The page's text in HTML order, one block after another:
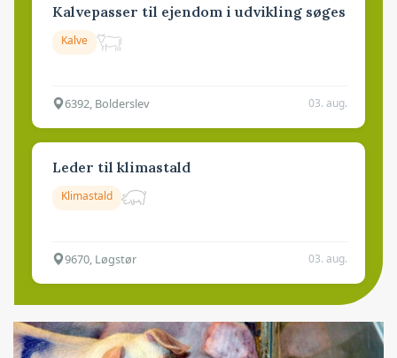
Kalvepasser til ejendom i udvikling søges
Kalve
6392, Bolderslev 03. aug.
Leder til klimastald
Klimastald
9670, Løgstør 03. aug.